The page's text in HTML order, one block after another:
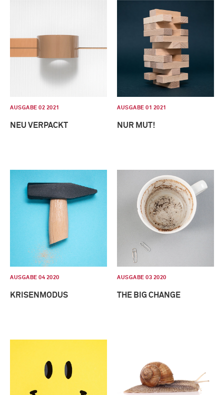
AUSGABE 02 2021
NEU VERPACKT
AUSGABE 01 2021
NUR MUT!
AUSGABE 04 2020
KRISENMODUS
AUSGABE 03 2020
THE BIG CHANGE